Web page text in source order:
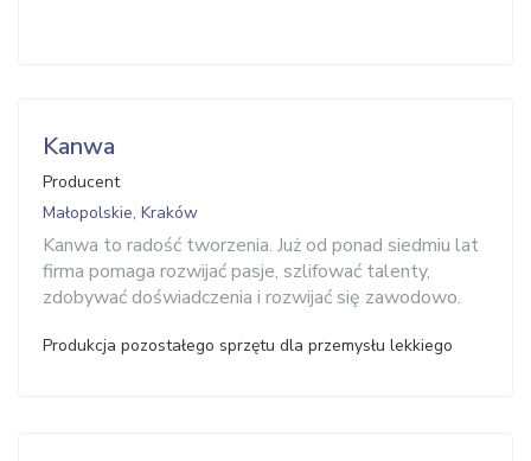
Kanwa
Producent
Małopolskie, Kraków
Kanwa to radość tworzenia. Już od ponad siedmiu lat
firma pomaga rozwijać pasje, szlifować talenty,
zdobywać doświadczenia i rozwijać się zawodowo.
Produkcja pozostałego sprzętu dla przemysłu lekkiego